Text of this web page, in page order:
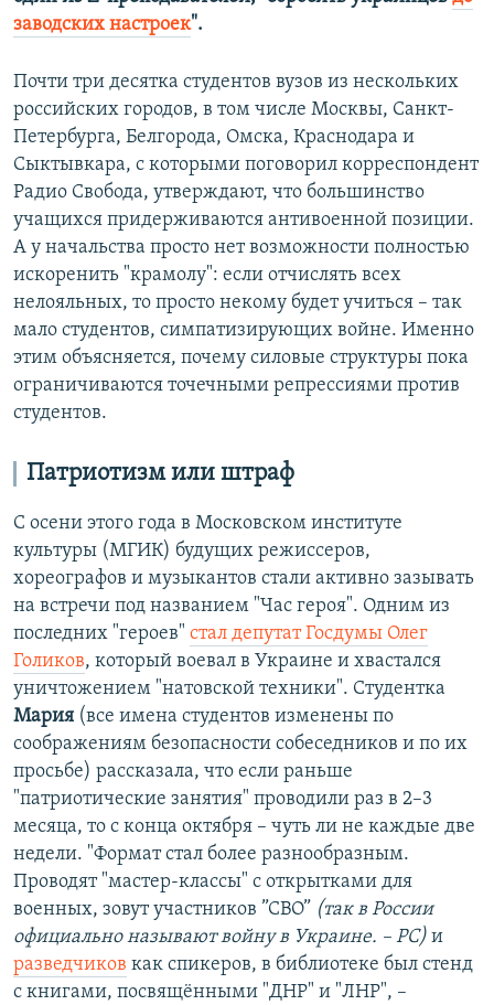
заводских настроек".
Почти три десятка студентов вузов из нескольких
российских городов, в том числе Москвы, Санкт-
Петербурга, Белгорода, Омска, Краснодара и
Сыктывкара, с которыми поговорил корреспондент
Радио Свобода, утверждают, что большинство
учащихся придерживаются антивоенной позиции.
А у начальства просто нет возможности полностью
искоренить "крамолу": если отчислять всех
нелояльных, то просто некому будет учиться – так
мало студентов, симпатизирующих войне. Именно
этим объясняется, почему силовые структуры пока
ограничиваются точечными репрессиями против
студентов.
Патриотизм или штраф
С осени этого года в Московском институте
культуры (МГИК) будущих режиссеров,
хореографов и музыкантов стали активно зазывать
на встречи под названием "Час героя". Одним из
последних "героев" стал депутат Госдумы Олег
Голиков, который воевал в Украине и хвастался
уничтожением "натовской техники". Студентка
Мария (все имена студентов изменены по
соображениям безопасности собеседников и по их
просьбе) рассказала, что если раньше
"патриотические занятия" проводили раз в 2–3
месяца, то с конца октября – чуть ли не каждые две
недели. "Формат стал более разнообразным.
Проводят "мастер-классы" с открытками для
военных, зовут участников ”СВО” (так в России
официально называют войну в Украине. – РС) и
разведчиков как спикеров, в библиотеке был стенд
с книгами, посвящёнными "ДНР" и "ЛНР", –